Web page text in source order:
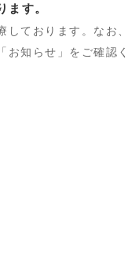
ます。
ております。なお
知らせ」をご確認く